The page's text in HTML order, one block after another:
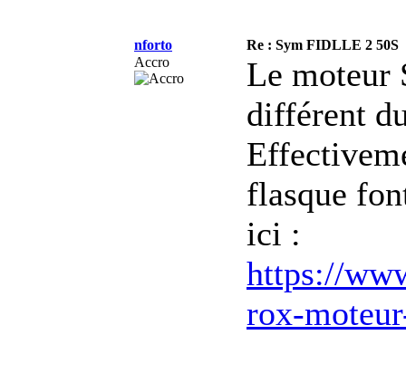
nforto
Re : Sym FIDLLE 2 50S
Accro
Le moteur
différent
flasque
ici :
https://
rox-